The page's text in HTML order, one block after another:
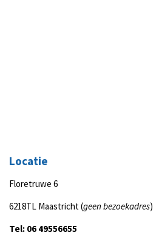
Locatie
Floretruwe 6
6218TL Maastricht (geen bezoekadres)
Tel: 06 49556655